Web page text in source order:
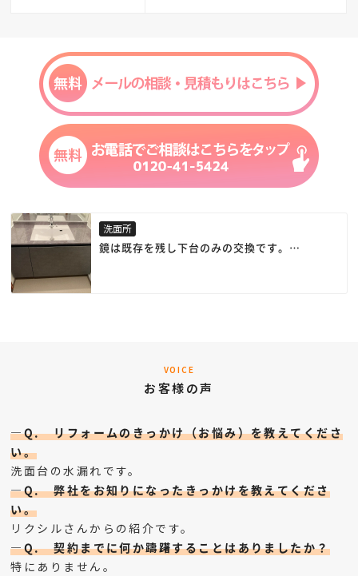
洗面所
鏡は既存を残し下台のみの交換です。
VOICE
お客様の声
—Q. リフォームのきっかけ（お悩み）を教えてくださ
い。
洗面台の水漏れです。
—Q. 弊社をお知りになったきっかけを教えてくださ
い。
リクシルさんからの紹介です。
—Q. 契約までに何か躊躇することはありましたか？
特にありません。